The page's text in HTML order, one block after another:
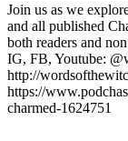
Join us as we
and all published
both readers and
IG, FB, Youtube:
http://
https://
charmed-1624751